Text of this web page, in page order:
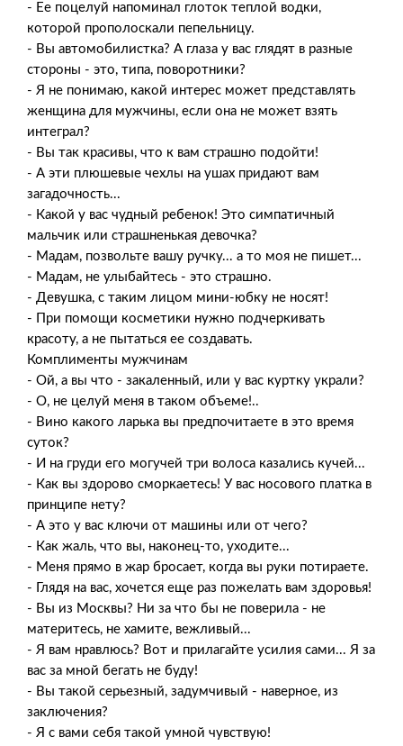
- Ее поцелуй напоминал глоток теплой водки,
которой прополоскали пепельницу.
- Вы автомобилистка? А глаза у вас глядят в разные
стороны - это, типа, поворотники?
- Я не понимаю, какой интерес может представлять
женщина для мужчины, если она не может взять
интеграл?
- Вы так красивы, что к вам страшно подойти!
- А эти плюшевые чехлы на ушах придают вам
загадочность...
- Какой у вас чудный ребенок! Это симпатичный
мальчик или страшненькая девочка?
- Мадам, позвольте вашу ручку... а то моя не пишет...
- Мадам, не улыбайтесь - это страшно.
- Девушка, с таким лицом мини-юбку не носят!
- При помощи косметики нужно подчеркивать
красоту, а не пытаться ее создавать.
Комплименты мужчинам
- Ой, а вы что - закаленный, или у вас куртку украли?
- О, не целуй меня в таком объеме!..
- Вино какого ларька вы предпочитаете в это время
суток?
- И на груди его могучей три волоса казались кучей...
- Как вы здорово сморкаетесь! У вас носового платка в
принципе нету?
- А это у вас ключи от машины или от чего?
- Как жаль, что вы, наконец-то, уходите...
- Меня прямо в жар бросает, когда вы руки потираете.
- Глядя на вас, хочется еще раз пожелать вам здоровья!
- Вы из Москвы? Ни за что бы не поверила - не
материтесь, не хамите, вежливый...
- Я вам нравлюсь? Вот и прилагайте усилия сами... Я за
вас за мной бегать не буду!
- Вы такой серьезный, задумчивый - наверное, из
заключения?
- Я с вами себя такой умной чувствую!